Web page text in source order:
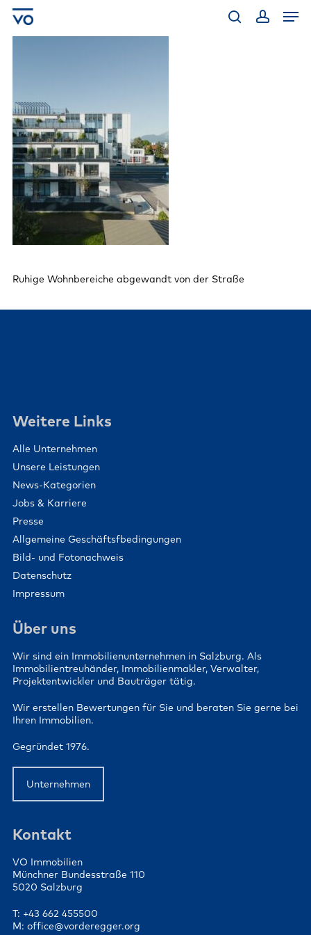
Skip
Ruhige Wohnbereiche abgewandt von der Straße
Weitere Links
Alle Unternehmen
Unsere Leistungen
News-Kategorien
Jobs & Karriere
Presse
Allgemeine Geschäftsfbedingungen
Bild- und Fotonachweis
Datenschutz
Impressum
Über uns
Wir sind ein Immobilienunternehmen in Salzburg. Als
Immobilientreuhänder, Immobilienmakler, Verwalter,
Projektentwickler und Bauträger tätig.
Wir erstellen Bewertungen für Sie und beraten Sie gerne bei
Ihren Immobilien.
Gegründet 1976.
Unternehmen
Kontakt
VO Immobilien
Münchner Bundesstraße 110
5020 Salzburg
T: +43 662 455500
M: office@vorderegger.org